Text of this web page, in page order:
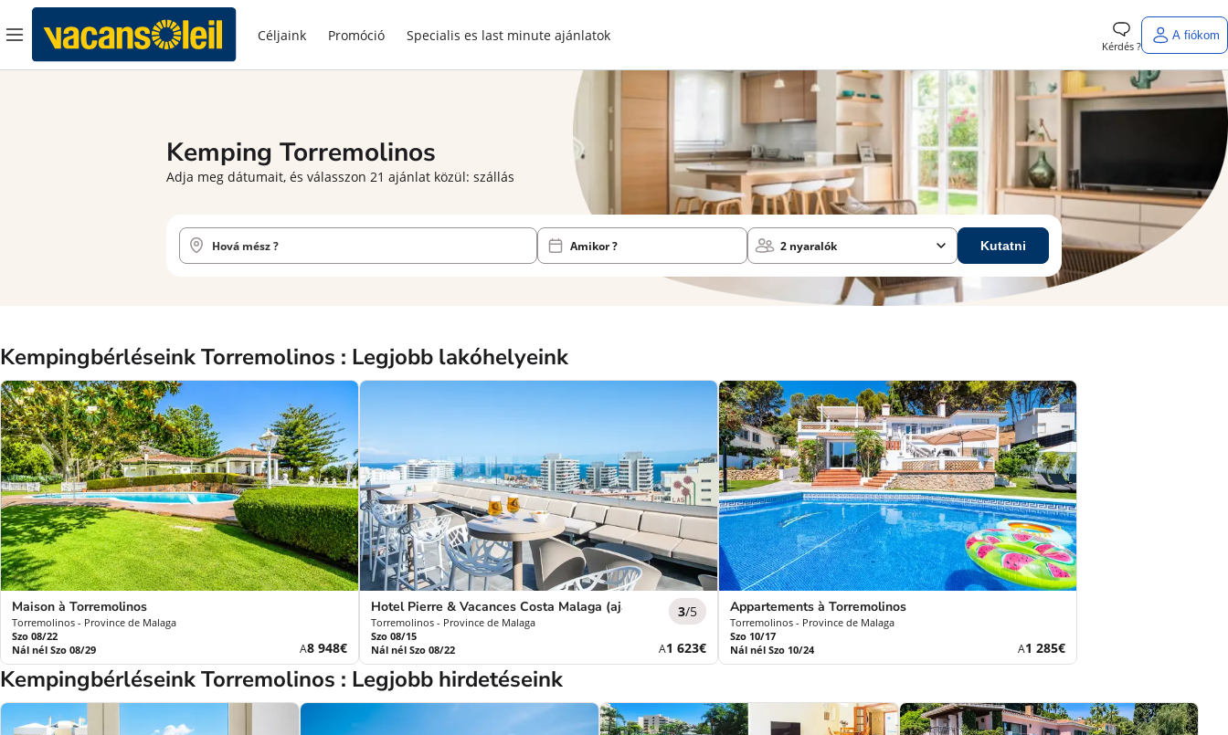
Céljaink Promóció Specialis es last minute ajánlatok
Kérdés ?
A fiókom
Kemping Torremolinos
Adja meg dátumait, és válasszon 21 ajánlat közül: szállás
Amikor ? 2 nyaralók Kutatni
Kempingbérléseink Torremolinos : Legjobb lakóhelyeink
Maison à Torremolinos
Torremolinos - Province de Malaga
Szo 08/22
Nál nél Szo 08/29
AÚj
ár
8 948€
Hotel Pierre & Vacances Costa Malaga (ajánlott felnőtteknek) ***
Torremolinos - Province de Malaga
3/5
Szo 08/15
Nál nél Szo 08/22
AÚj
ár
1 623€
Appartements à Torremolinos
Torremolinos - Province de Malaga
Szo 10/17
Nál nél Szo 10/24
AÚj
ár
1 285€
Kempingbérléseink Torremolinos : Legjobb hirdetéseink